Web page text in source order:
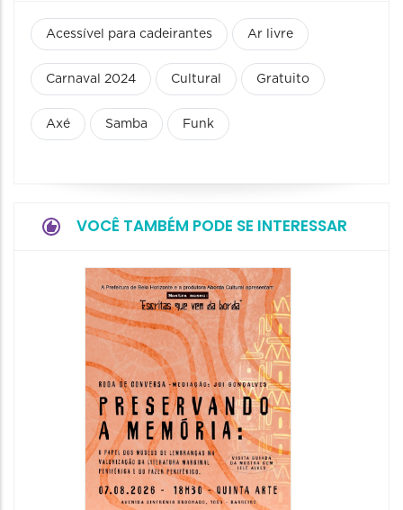
Acessível para cadeirantes Ar livre
Carnaval 2024 Cultural Gratuito
Axé Samba Funk
VOCÊ TAMBÉM PODE SE INTERESSAR